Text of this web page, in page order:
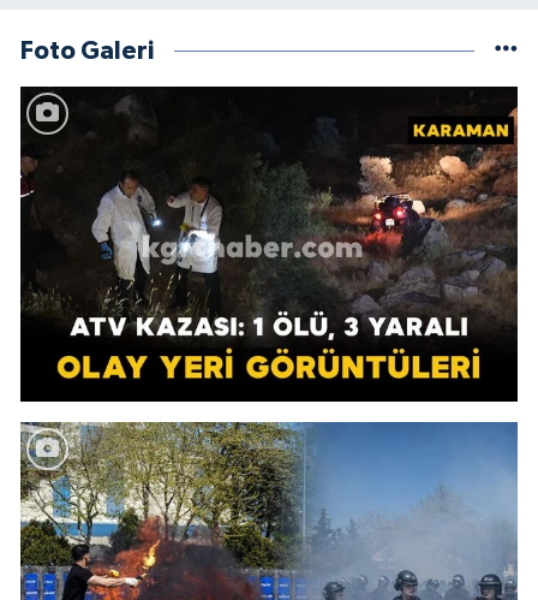
Foto Galeri